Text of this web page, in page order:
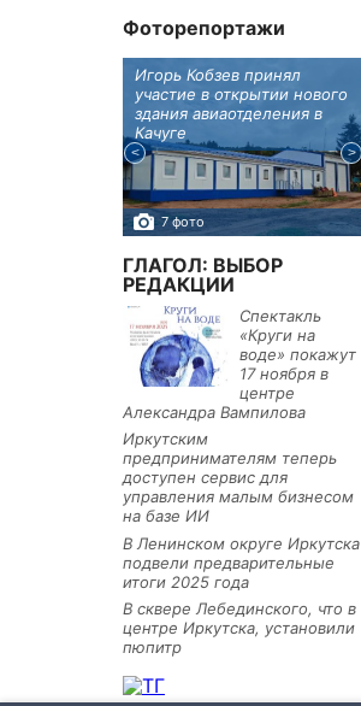
Фоторепортажи
Игорь Кобзев принял
участие в открытии нового
здания авиаотделения в
Качуге
7 фото
ГЛАГОЛ: ВЫБОР
РЕДАКЦИИ
Спектакль
«Круги на
воде» покажут
17 ноября в
центре
Александра Вампилова
Иркутским
предпринимателям теперь
доступен сервис для
управления малым бизнесом
на базе ИИ
В Ленинском округе Иркутска
подвели предварительные
итоги 2025 года
В сквере Лебединского, что в
центре Иркутска, установили
пюпитр